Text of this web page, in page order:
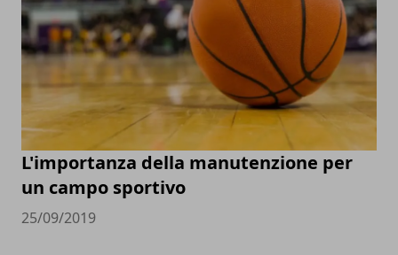
L'importanza della manutenzione per
un campo sportivo
25/09/2019